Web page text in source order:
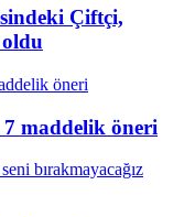
Çiftçi,
7 maddelik öneri